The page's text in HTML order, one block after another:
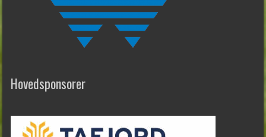
Hovedsponsorer